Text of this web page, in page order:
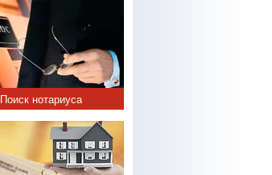
Поиск нотариуса